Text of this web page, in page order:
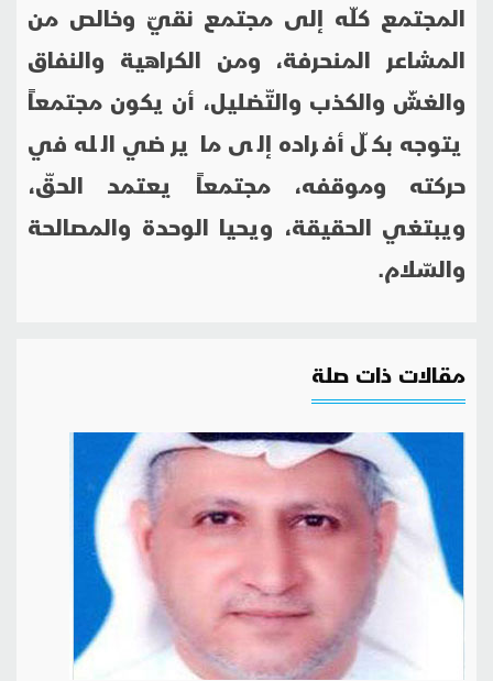
المجتمع كلّه إلى مجتمع نقيّ وخالص من
المشاعر المنحرفة، ومن الكراهية والنفاق
والغشّ والكذب والتّضليل، أن يكون مجتمعاً
يتوجه بكلّ أفراده إلى ما يرضي الله في
حركته وموقفه، مجتمعاً يعتمد الحقّ،
ويبتغي الحقيقة، ويحيا الوحدة والمصالحة
والسّلام.
مقالات ذات صلة